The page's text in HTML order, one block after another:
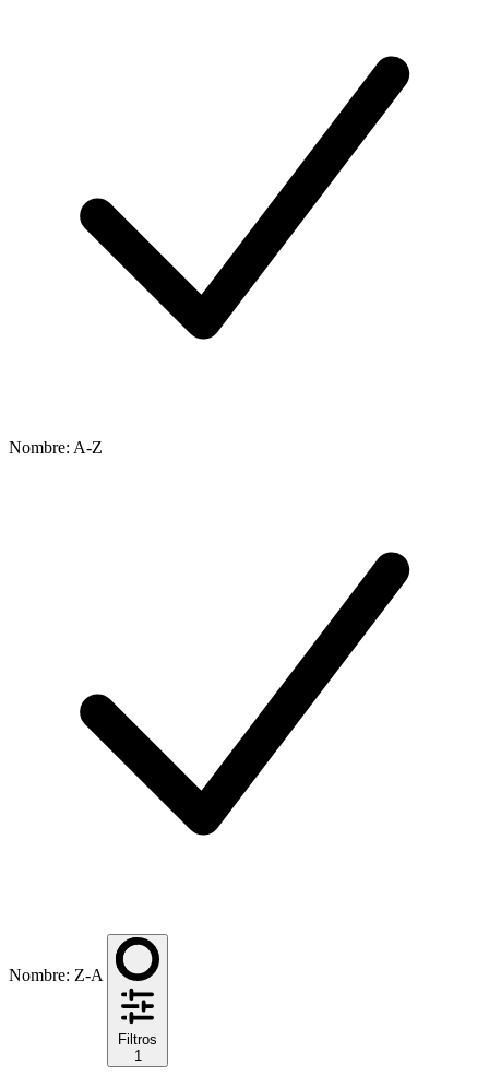
Nombre: A-Z
Nombre: Z-A
Filtros
1